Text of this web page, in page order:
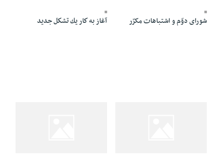
شورای دوّم و اشتباهات مکرّر آغاز به كار يك تشكل جديد